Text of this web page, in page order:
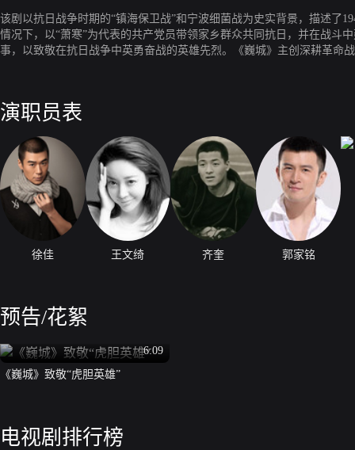
该剧以抗日战争时期的“镇海保卫战”和宁波细菌战为史实背景，描述了
情况下，以“萧寒”为代表的共产党员带领家乡群众共同抗日，并在战斗
事，以致敬在抗日战争中英勇奋战的英雄先烈。《巍城》主创深耕革命
演职员表
徐佳 王文绮 齐奎 郭家铭
预告/花絮
6:09
《巍城》致敬“虎胆英雄”
电视剧排行榜